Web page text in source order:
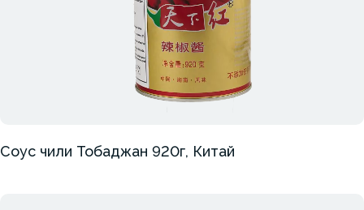
Соус чили Тобаджан 920г, Китай